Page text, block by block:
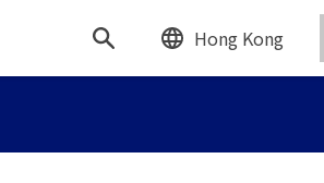
Hong Kong